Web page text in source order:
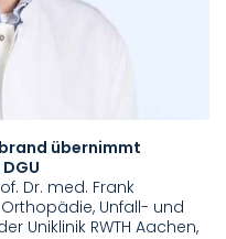
übernimmt
Dr. med. Frank
Unfall- und
Uniklinik RWTH Aachen,